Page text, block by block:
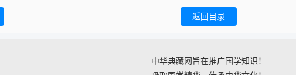
返回目录
中华典藏网旨在推广国学知识！